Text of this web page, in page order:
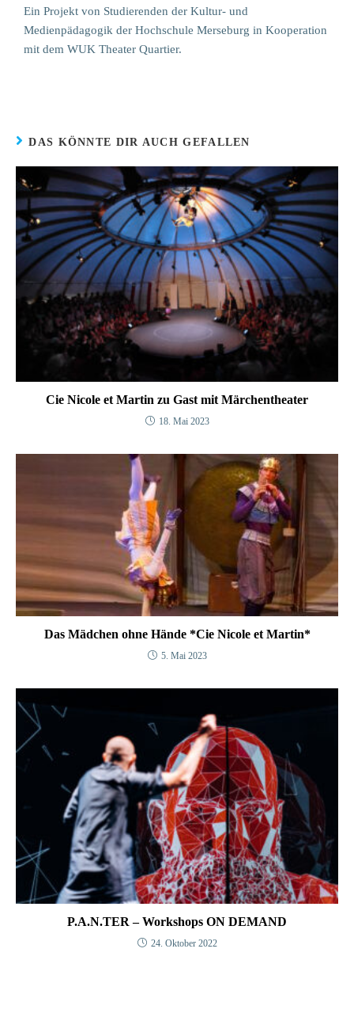
Ein Projekt von Studierenden der Kultur- und
Medienpädagogik der Hochschule Merseburg in Kooperation
mit dem WUK Theater Quartier.
DAS KÖNNTE DIR AUCH GEFALLEN
Cie Nicole et Martin zu Gast mit Märchentheater
18. Mai 2023
Das Mädchen ohne Hände *Cie Nicole et Martin*
5. Mai 2023
P.A.N.TER – Workshops ON DEMAND
24. Oktober 2022